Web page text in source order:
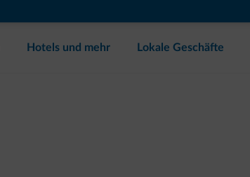
Hotels und mehr Lokale Geschäfte